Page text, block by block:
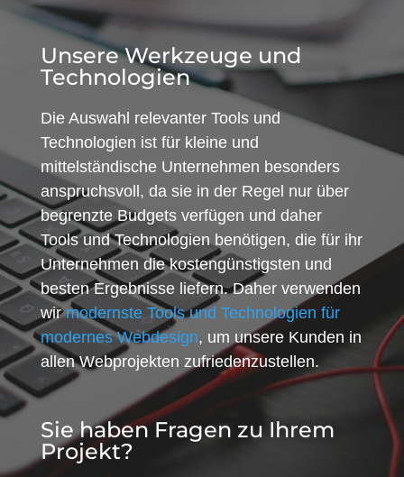
Unsere Werkzeuge und
Technologien
Die Auswahl relevanter Tools und
Technologien ist für kleine und
mittelständische Unternehmen besonders
anspruchsvoll, da sie in der Regel nur über
begrenzte Budgets verfügen und daher
Tools und Technologien benötigen, die für ihr
Unternehmen die kostengünstigsten und
besten Ergebnisse liefern. Daher verwenden
wirmodernste Tools und Technologien für
modernes Webdesign, um unsere Kunden in
allen Webprojekten zufriedenzustellen.
Sie haben Fragen zu Ihrem
Projekt?